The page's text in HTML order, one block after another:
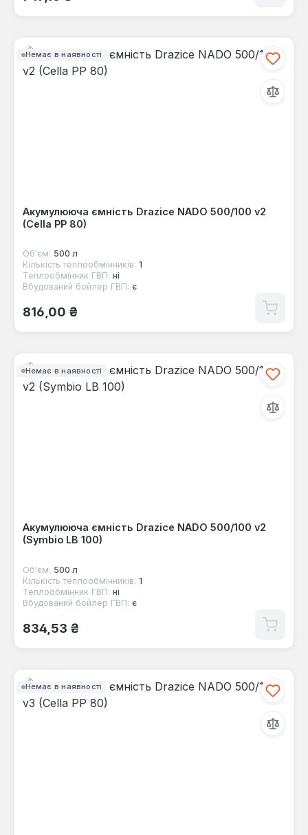
Немає в наявності
Акумулююча ємність Drazice NADO 500/100 v2
(Cella PP 80)
Об'єм: 500 л
Кількість теплообмінників: 1
Теплообмінник ГВП: ні
Вбудований бойлер ГВП: є
Звичайна ціна:
816,00 ₴
Немає в наявності
Акумулююча ємність Drazice NADO 500/100 v2
(Symbio LB 100)
Об'єм: 500 л
Кількість теплообмінників: 1
Теплообмінник ГВП: ні
Вбудований бойлер ГВП: є
Звичайна ціна:
834,53 ₴
Немає в наявності